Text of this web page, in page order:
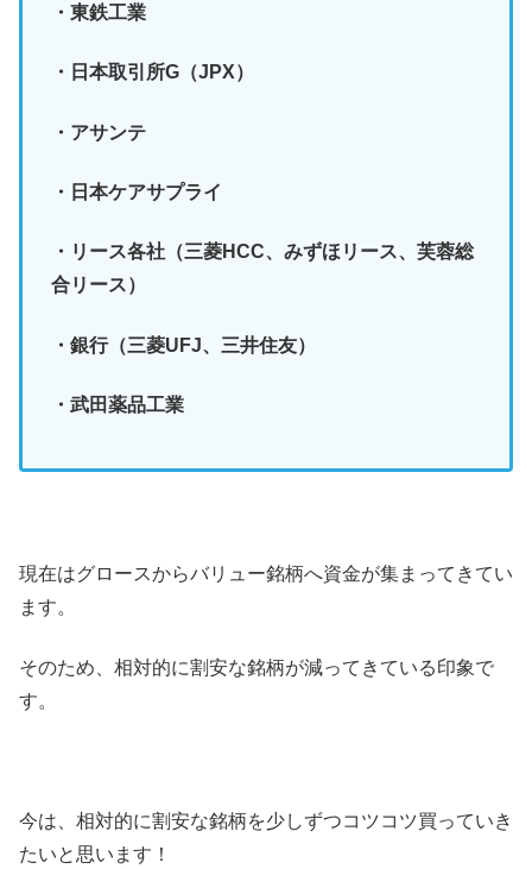
・東鉄工業
・日本取引所G（JPX）
・アサンテ
・日本ケアサプライ
・リース各社（三菱HCC、みずほリース、芙蓉総
合リース）
・銀行（三菱UFJ、三井住友）
・武田薬品工業
現在はグロースからバリュー銘柄へ資金が集まってきてい
ます。
そのため、相対的に割安な銘柄が減ってきている印象で
す。
今は、相対的に割安な銘柄を少しずつコツコツ買っていき
たいと思います！